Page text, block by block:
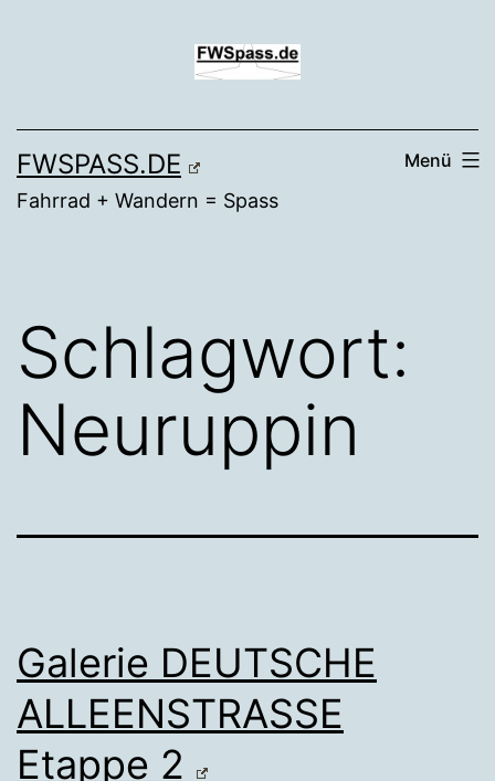
FWSPASS.DE
Fahrrad + Wandern = Spass
Menü
Schlagwort:
Neuruppin
Galerie DEUTSCHE
ALLEENSTRASSE
Etappe 2